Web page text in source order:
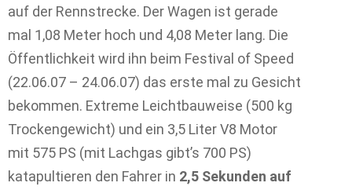
auf der Rennstrecke. Der Wagen ist gerade
mal 1,08 Meter hoch und 4,08 Meter lang. Die
Öffentlichkeit wird ihn beim Festival of Speed
(22.06.07 – 24.06.07) das erste mal zu Gesicht
bekommen. Extreme Leichtbauweise (500 kg
Trockengewicht) und ein 3,5 Liter V8 Motor
mit 575 PS (mit Lachgas gibt’s 700 PS)
katapultieren den Fahrer in 2,5 Sekunden auf